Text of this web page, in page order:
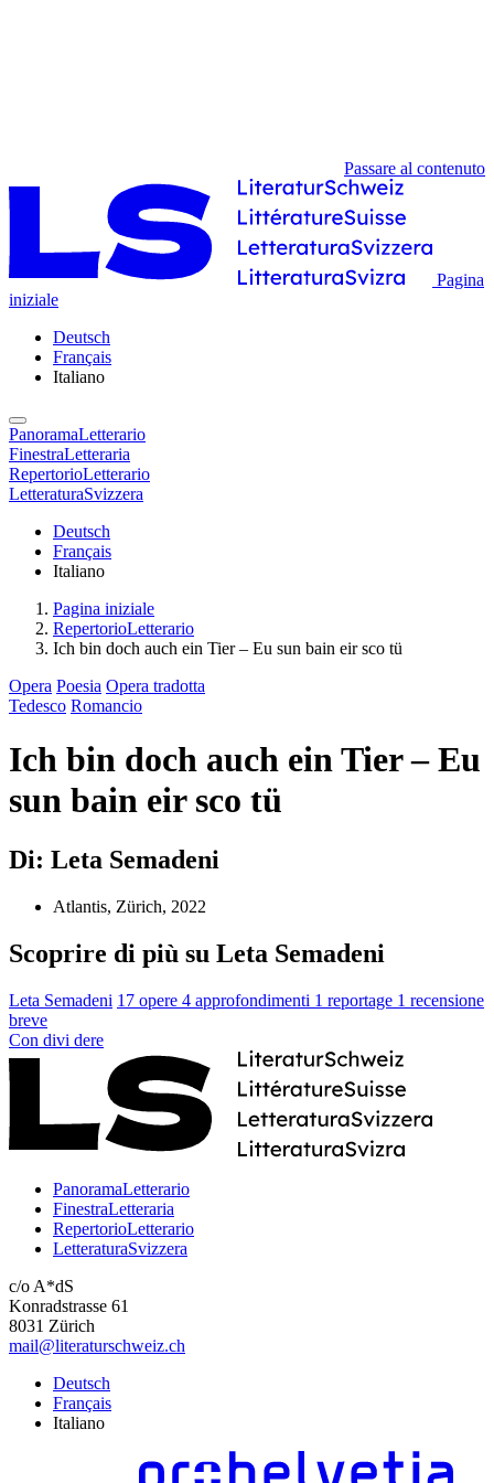
Passare al contenuto
Pagina
iniziale
Deutsch
Français
Italiano
PanoramaLetterario
FinestraLetteraria
RepertorioLetterario
LetteraturaSvizzera
Deutsch
Français
Italiano
Pagina iniziale
RepertorioLetterario
Ich bin doch auch ein Tier – Eu sun bain eir sco tü
Opera Poesia Opera tradotta
Tedesco Romancio
Ich bin doch auch ein Tier – Eu
sun bain eir sco tü
Di: Leta Semadeni
Atlantis, Zürich, 2022
Scoprire di più su Leta Semadeni
Leta Semadeni 17 opere 4 approfondimenti 1 reportage 1 recensione
breve
Con divi dere
PanoramaLetterario
FinestraLetteraria
RepertorioLetterario
LetteraturaSvizzera
c/o A*dS
Konradstrasse 61
8031 Zürich
mail@literaturschweiz.ch
Deutsch
Français
Italiano